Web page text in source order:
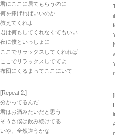
君にここに居てもらうのに
何を捧げればいいのか
教えてくれよ
君は何もしてくれなくてもいい
夜に僕といっしょに
ここでリラックスしてくれれば
ここでリラックスしててよ
布団にくるまってここにいて
[Repeat 2:]
分かってるんだ
君はお酒みたいだと思う
そうさ僕は飲み続けてる
いや、全然違うかな